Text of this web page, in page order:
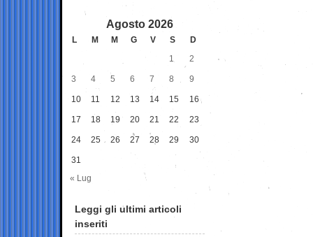
Agosto 2026
L M M G V S
D
1
2
3 4 5 6 7 8 9
10 11 12 13 14 15 16
17 18 19 20 21 22 23
24 25 26 27 28 29 30
31
« Lug
Leggi gli ultimi articoli
inseriti